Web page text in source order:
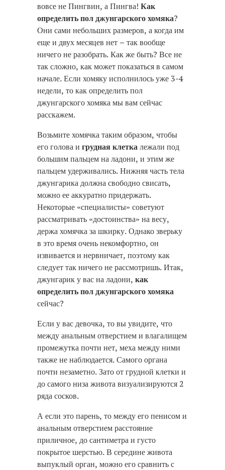
вовсе не Пингвин, а Пингва! Как
определить пол джунгарского хомяка?
Они сами небольших размеров, а когда им
еще и двух месяцев нет – так вообще
ничего не разобрать. Как же быть? Все не
так сложно, как может показаться в самом
начале. Если хомяку исполнилось уже 3-4
недели, то как определить пол
джунгарского хомяка мы вам сейчас
расскажем.
Возьмите хомячка таким образом, чтобы
его голова и грудная клеткалежали под
большим пальцем на ладони, и этим же
пальцем удерживались. Нижняя часть тела
джунгарика должна свободно свисать,
можно ее аккуратно придержать.
Некоторые «специалисты» советуют
рассматривать «достоинства» на весу,
держа хомячка за шкирку. Однако зверьку
в это время очень некомфортно, он
извивается и нервничает, поэтому как
следует так ничего не рассмотришь. Итак,
джунгарик у вас на ладони, как
определить пол джунгарского хомяка
сейчас?
Если у вас девочка, то вы увидите, что
между анальным отверстием и влагалищем
промежутка почти нет, меха между ними
также не наблюдается. Самого органа
почти незаметно. Зато от грудной клетки и
до самого низа живота визуализируются 2
ряда сосков.
А если это парень, то между его пенисом и
анальным отверстием расстояние
приличное, до сантиметра и густо
покрытое шерстью. В середине живота
выпуклый орган, можно его сравнить с